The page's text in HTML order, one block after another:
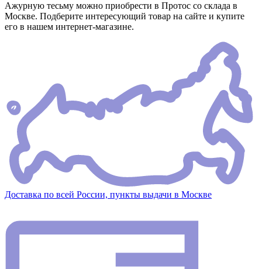
Ажурную тесьму можно приобрести в Протос со склада в
Москве. Подберите интересующий товар на сайте и купите
его в нашем интернет-магазине.
Доставка по всей России, пункты выдачи в Москве